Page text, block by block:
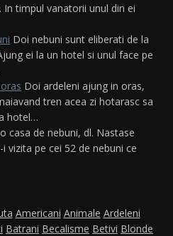
timpul vanatorii unul din ei
Doi nebuni sunt eliberati de la
ei la un hotel si unul face pe
Doi ardeleni ajung in oras,
tren acea zi hotarasc sa
hotel…
casa de nebuni, dl. Nastase
vizita pe cei 52 de nebuni ce
Americani Animale Ardeleni
Batrani Becalisme Betivi Blonde